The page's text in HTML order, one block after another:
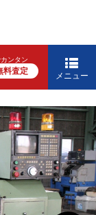
ンタン
料査定 メニュー